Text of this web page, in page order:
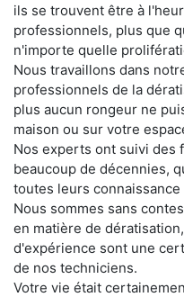
ils se trouvent être à
professionnels, plus que
n'importe quelle
Nous travaillons dans
professionnels de la
plus aucun rongeur ne
maison ou sur votre
Nos experts ont suivi des
beaucoup de décennies,
toutes leurs connaissance
Nous sommes sans
en matière de
d'expérience sont une
de nos techniciens.
Votre vie était